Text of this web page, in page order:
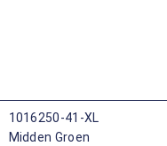
1016250-41-XL
Midden Groen